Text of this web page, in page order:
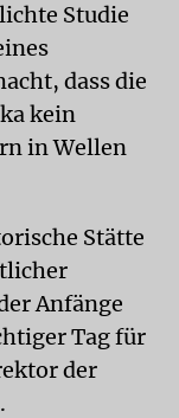
Studie
dass die
kein
in Wellen
Stätte
Anfänge
Tag für
der